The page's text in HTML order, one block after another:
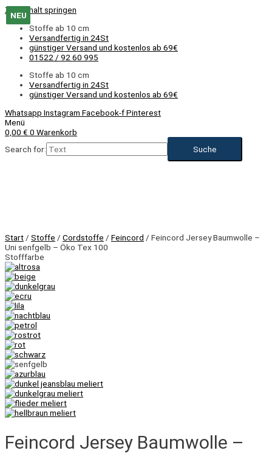
Zum Inhalt springen
Stoffe ab 10 cm
Versandfertig in 24St
günstiger Versand und kostenlos ab 69€
01522 / 92 60 995
Stoffe ab 10 cm
Versandfertig in 24St
günstiger Versand und kostenlos ab 69€
Whatsapp Instagram Facebook-fPinterest
Menü
0,00 € 0 Warenkorb
Search for:
Start / Stoffe / Cordstoffe / Feincord / Feincord Jersey Baumwolle –
Uni senfgelb – Öko Tex 100
Stofffarbe
Feincord Jersey Baumwolle –
NEU
NEU
NEU
NEU